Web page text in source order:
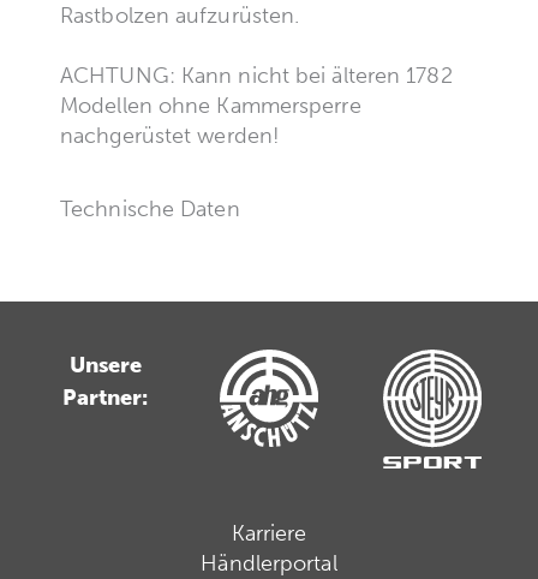
Rastbolzen aufzurüsten.
ACHTUNG: Kann nicht bei älteren 1782
Modellen ohne Kammersperre
nachgerüstet werden!
Technische Daten
Unsere
Partner:
Karriere
Händlerportal